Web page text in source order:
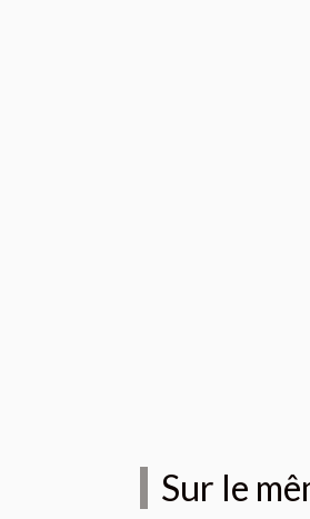
Sur le